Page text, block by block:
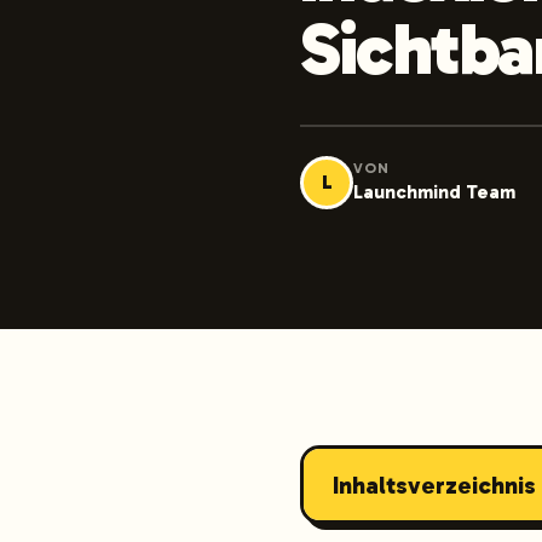
L
VON
Launchmind Team
Inhaltsverzeichnis